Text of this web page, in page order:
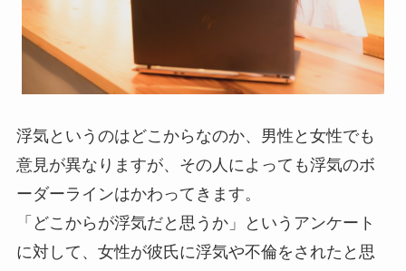
浮気というのはどこからなのか、男性と女性でも
意見が異なりますが、その人によっても浮気のボ
ーダーラインはかわってきます。
「どこからが浮気だと思うか」というアンケート
に対して、女性が彼氏に浮気や不倫をされたと思